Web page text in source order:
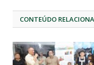
CONTEÚDO